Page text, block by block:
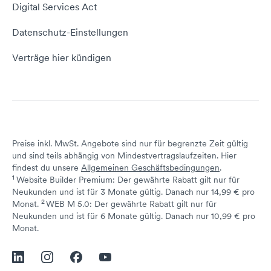
Server Hosting
Domain Reseller
Status dogado.de
Digital Services Act
Datenschutz-Einstellungen
Verträge hier kündigen
Preise inkl. MwSt. Angebote sind nur für begrenzte Zeit gültig
und sind teils abhängig von Mindestvertragslaufzeiten. Hier
findest du unsere Allgemeinen Geschäftsbedingungen.
1 Website Builder Premium: Der gewährte Rabatt gilt nur für
Neukunden und ist für 3 Monate gültig. Danach nur 14,99 € pro
Monat.↩ 1
2 WEB M 5.0: Der gewährte Rabatt gilt nur für
Neukunden und ist für 6 Monate gültig. Danach nur 10,99 € pro
Monat.↩ 1